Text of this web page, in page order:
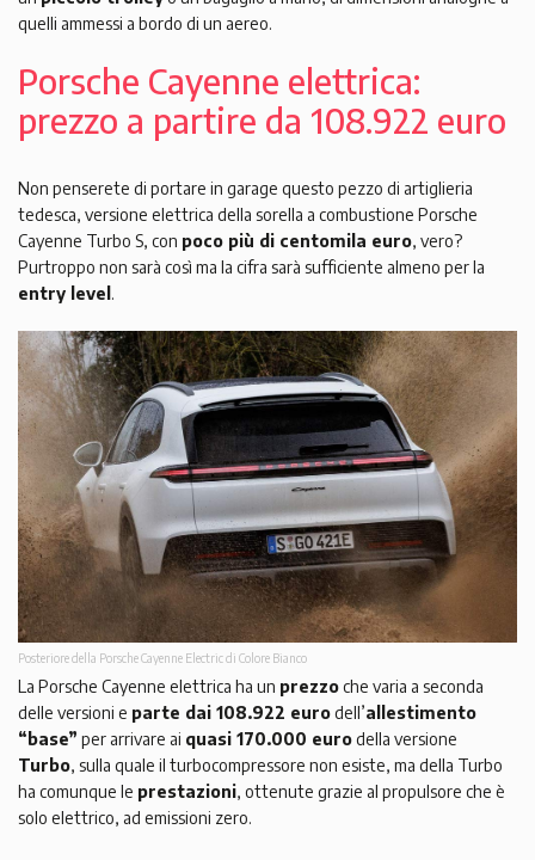
quelli ammessi a bordo di un aereo.
Porsche Cayenne elettrica:
prezzo a partire da 108.922 euro
Non penserete di portare in garage questo pezzo di artiglieria
tedesca, versione elettrica della sorella a combustione Porsche
Cayenne Turbo S, con poco più di centomila euro, vero?
Purtroppo non sarà così ma la cifra sarà sufficiente almeno per la
entry level .
Posteriore della Porsche Cayenne Electric di Colore Bianco
La Porsche Cayenne elettrica ha un prezzoche varia a seconda
delle versioni e parte dai 108.922 eurodell’allestimento
“base” per arrivare ai quasi 170.000 eurodella versione
Turbo, sulla quale il turbocompressore non esiste, ma della Turbo
ha comunque le prestazioni, ottenute grazie al propulsore che è
solo elettrico, ad emissioni zero.